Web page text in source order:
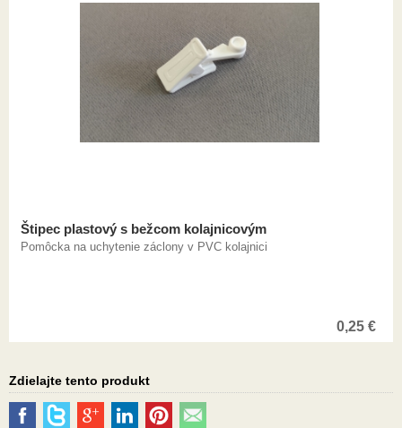
Štipec plastový s bežcom kolajnicovým
Pomôcka na uchytenie záclony v PVC kolajnici
0,25 €
Zdielajte tento produkt